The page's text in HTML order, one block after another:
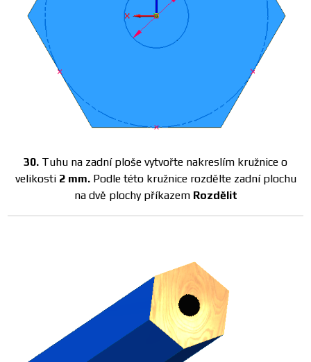
30. Tuhu na zadní ploše vytvořte nakreslím kružnice o
velikosti2 mm.Podle této kružnice rozdělte zadní plochu
na dvě plochy příkazem Rozdělit